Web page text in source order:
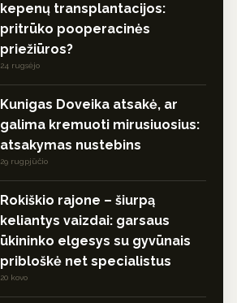
kepenų transplantacijos:
pritrūko pooperacinės
priežiūros?
24 rugsėjo
Kunigas Doveika atsakė, ar
galima kremuoti mirusiuosius:
atsakymas nustebins
29 rugpjūčio
Rokiškio rajone – šiurpą
keliantys vaizdai: garsaus
ūkininko elgesys su gyvūnais
pribloškė net specialistus
20 kovo